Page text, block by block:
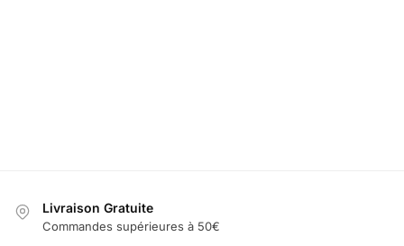
Livraison Gratuite
Commandes supérieures à 50€